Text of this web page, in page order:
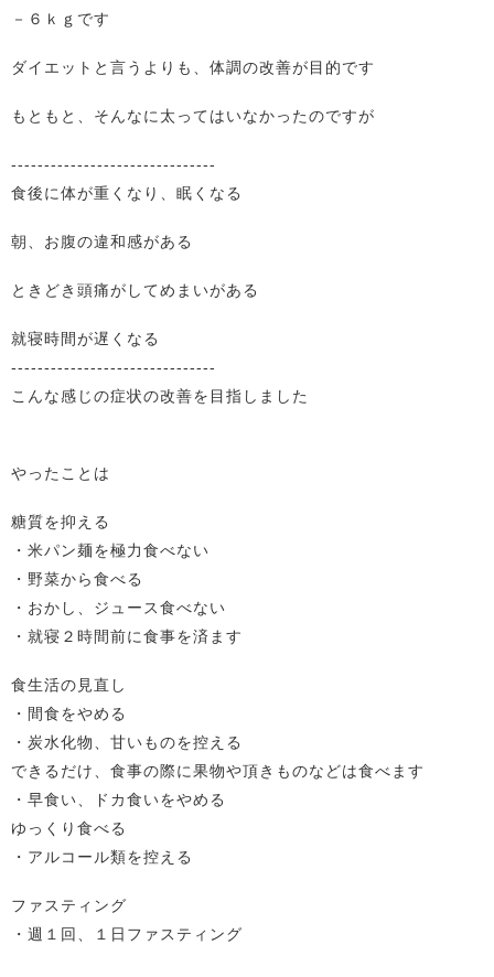
－６ｋｇです
ダイエットと言うよりも、体調の改善が目的です
もともと、そんなに太ってはいなかったのですが
-------------------------------
食後に体が重くなり、眠くなる
朝、お腹の違和感がある
ときどき頭痛がしてめまいがある
就寝時間が遅くなる
-------------------------------
こんな感じの症状の改善を目指しました
やったことは
糖質を抑える
・米パン麺を極力食べない
・野菜から食べる
・おかし、ジュース食べない
・就寝２時間前に食事を済ます
食生活の見直し
・間食をやめる
・炭水化物、甘いものを控える
できるだけ、食事の際に果物や頂きものなどは食べます
・早食い、ドカ食いをやめる
ゆっくり食べる
・アルコール類を控える
ファスティング
・週１回、１日ファスティング